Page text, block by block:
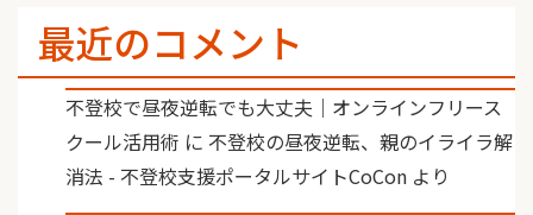
最近のコメント
不登校で昼夜逆転でも大丈夫｜オンラインフリース
クール活用術 に 不登校の昼夜逆転、親のイライラ解
消法 - 不登校支援ポータルサイトCoCon より